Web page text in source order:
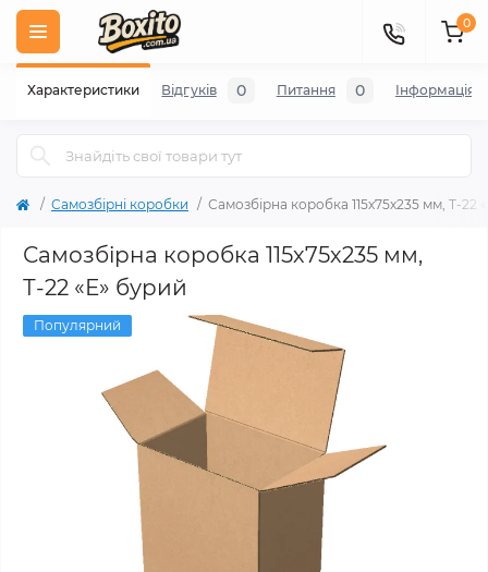
0
Самозбірні коробки Самозбірна коробка 115х75х235 мм, Т-22
Самозбірна коробка 115х75х235 мм,
Т-22 «Е» бурий
Популярний
Характеристики Відгуків 0 Питання 0 Iнформація